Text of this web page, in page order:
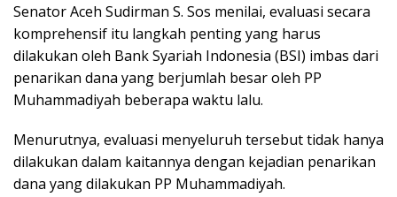
Senator Aceh Sudirman S. Sos menilai, evaluasi secara
komprehensif itu langkah penting yang harus
dilakukan oleh Bank Syariah Indonesia (BSI) imbas dari
penarikan dana yang berjumlah besar oleh PP
Muhammadiyah beberapa waktu lalu.
Menurutnya, evaluasi menyeluruh tersebut tidak hanya
dilakukan dalam kaitannya dengan kejadian penarikan
dana yang dilakukan PP Muhammadiyah.